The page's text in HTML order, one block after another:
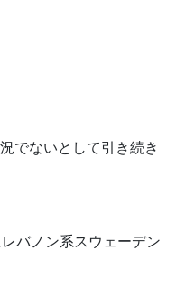
でないとして引き続き
バノン系スウェーデン